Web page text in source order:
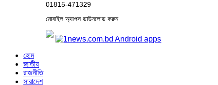
01815-471329
মোবাইল অ্যাপস ডাউনলোড করুন
হোম
জাতীয়
রাজনীতি
সারাদেশ